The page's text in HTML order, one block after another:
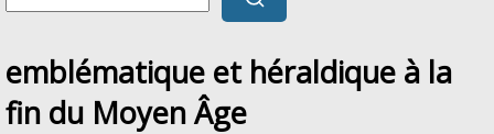
emblématique et héraldique à la
fin du Moyen Âge